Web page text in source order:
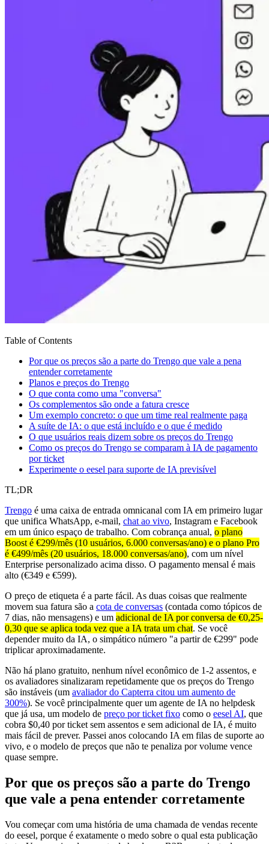
Table of Contents
Por que os preços são a parte do Trengo que vale a pena
entender corretamente
Planos e preços do Trengo
O que conta como uma "conversa"
Os complementos são onde a fatura cresce
Um exemplo concreto: o que um time real realmente paga
A suíte de IA: o que está incluído e o que é medido
O que usuários reais dizem sobre os preços do Trengo
Como os preços do Trengo se comparam à IA de pagamento
por ticket
Experimente o eesel para suporte de IA previsível
TL;DR
Trengo é uma caixa de entrada omnicanal com IA em primeiro lugar
que unifica WhatsApp, e-mail, chat ao vivo, Instagram e Facebook
em um único espaço de trabalho. Com cobrança anual, o plano
Boost é €299/mês (10 usuários, 6.000 conversas/ano) e o plano Pro
é €499/mês (20 usuários, 18.000 conversas/ano), com um nível
Enterprise personalizado acima disso. O pagamento mensal é mais
alto (€349 e €599).
O preço de etiqueta é a parte fácil. As duas coisas que realmente
movem sua fatura são a cota de conversas (contada como tópicos de
7 dias, não mensagens) e um adicional de IA por conversa de €0,25-
0,30 que se aplica toda vez que a IA trata um chat. Se você
depender muito da IA, o simpático número "a partir de €299" pode
triplicar aproximadamente.
Não há plano gratuito, nenhum nível econômico de 1-2 assentos, e
os avaliadores sinalizaram repetidamente que os preços do Trengo
são instáveis (um avaliador do Capterra citou um aumento de
300%). Se você principalmente quer um agente de IA no helpdesk
que já usa, um modelo de preço por ticket fixo como o eesel AI, que
cobra $0,40 por ticket sem assentos e sem adicional de IA, é muito
mais fácil de prever. Passei anos colocando IA em filas de suporte ao
vivo, e o modelo de preços que não te penaliza por volume vence
quase sempre.
Por que os preços são a parte do Trengo
que vale a pena entender corretamente
Vou começar com uma história de uma chamada de vendas recente
do eesel, porque é exatamente o medo sobre o qual esta publicação